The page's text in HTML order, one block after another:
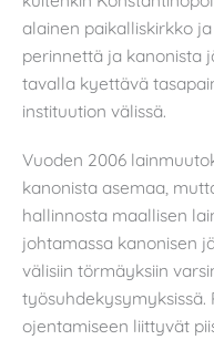
alainen paikalliskirkko
perinnettä ja kanonista
tavalla kyettävä
instituution välissä.
Vuoden 2006
kanonista asemaa,
hallinnosta maallisen
johtamassa kanonisen
välisiin törmäyksiin
työsuhdekysymyksissä.
ojentamiseen liittyvät